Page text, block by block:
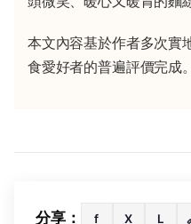
本文內容基於作者多次實
食愛好者的普遍評價完成。
分享： f X L